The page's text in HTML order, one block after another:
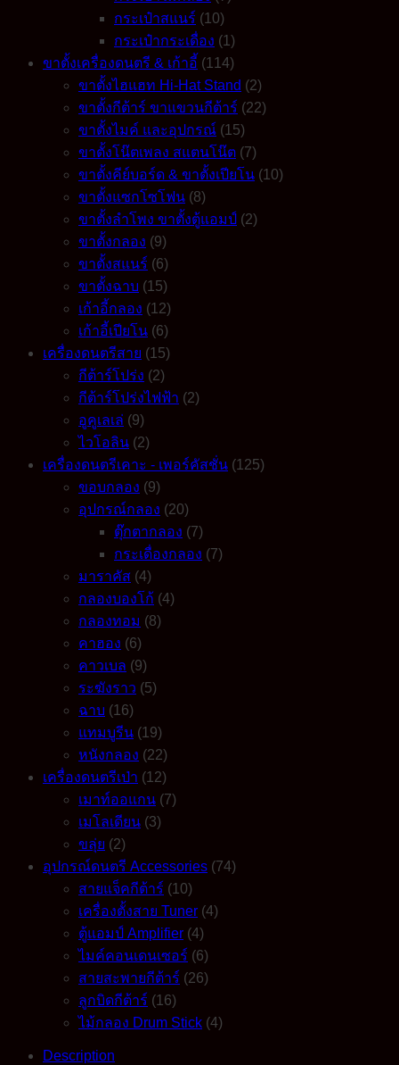
กระเป๋าสแนร์ (10)
กระเป๋ากระเดื่อง (1)
ขาตั้งเครื่องดนตรี & เก้าอี้ (114)
ขาตั้งไฮแฮท Hi-Hat Stand (2)
ขาตั้งกีต้าร์ ขาแขวนกีต้าร์ (22)
ขาตั้งไมค์ และอุปกรณ์ (15)
ขาตั้งโน๊ตเพลง สแตนโน๊ต (7)
ขาตั้งคีย์บอร์ด & ขาตั้งเปียโน (10)
ขาตั้งแซกโซโฟน (8)
ขาตั้งลำโพง ขาตั้งตู้แอมป์ (2)
ขาตั้งกลอง (9)
ขาตั้งสแนร์ (6)
ขาตั้งฉาบ (15)
เก้าอี้กลอง (12)
เก้าอี้เปียโน (6)
เครื่องดนตรีสาย (15)
กีต้าร์โปร่ง (2)
กีต้าร์โปร่งไฟฟ้า (2)
อูคูเลเล่ (9)
ไวโอลิน (2)
เครื่องดนตรีเคาะ - เพอร์คัสชั่น (125)
ขอบกลอง (9)
อุปกรณ์กลอง (20)
ตุ๊กตากลอง (7)
กระเดื่องกลอง (7)
มาราคัส (4)
กลองบองโก้ (4)
กลองทอม (8)
คาฮอง (6)
คาวเบล (9)
ระฆังราว (5)
ฉาบ (16)
แทมบูรีน (19)
หนังกลอง (22)
เครื่องดนตรีเป่า (12)
เมาท์ออแกน (7)
เมโลเดียน (3)
ขลุ่ย (2)
อุปกรณ์ดนตรี Accessories (74)
สายแจ็คกีต้าร์ (10)
เครื่องตั้งสาย Tuner (4)
ตู้แอมป์ Amplifier (4)
ไมค์คอนเดนเซอร์ (6)
สายสะพายกีต้าร์ (26)
ลูกบิดกีต้าร์ (16)
ไม้กลอง Drum Stick (4)
Description